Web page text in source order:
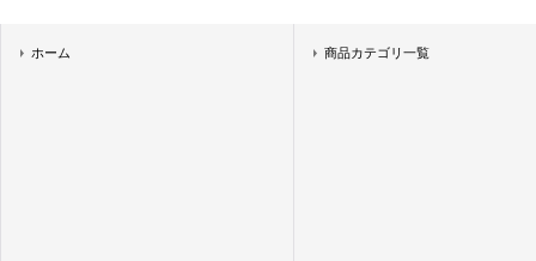
ホーム 商品カテゴリ一覧